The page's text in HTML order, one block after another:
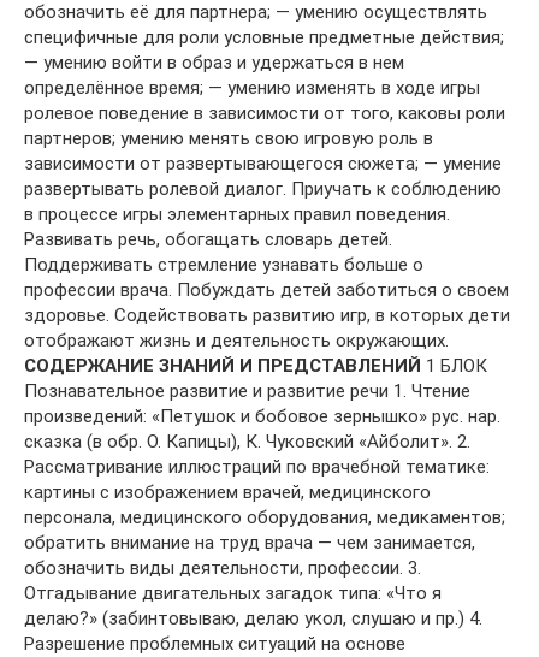
обозначить её для партнера; — умению осуществлять
специфичные для роли условные предметные действия;
— умению войти в образ и удержаться в нем
определённое время; — умению изменять в ходе игры
ролевое поведение в зависимости от того, каковы роли
партнеров; умению менять свою игровую роль в
зависимости от развертывающегося сюжета; — умение
развертывать ролевой диалог. Приучать к соблюдению
в процессе игры элементарных правил поведения.
Развивать речь, обогащать словарь детей.
Поддерживать стремление узнавать больше о
профессии врача. Побуждать детей заботиться о своем
здоровье. Содействовать развитию игр, в которых дети
отображают жизнь и деятельность окружающих.
СОДЕРЖАНИЕ ЗНАНИЙ И ПРЕДСТАВЛЕНИЙ 1 БЛОК
Познавательное развитие и развитие речи 1. Чтение
произведений: «Петушок и бобовое зернышко» рус. нар.
сказка (в обр. О. Капицы), К. Чуковский «Айболит». 2.
Рассматривание иллюстраций по врачебной тематике:
картины с изображением врачей, медицинского
персонала, медицинского оборудования, медикаментов;
обратить внимание на труд врача — чем занимается,
обозначить виды деятельности, профессии. 3.
Отгадывание двигательных загадок типа: «Что я
делаю?» (забинтовываю, делаю укол, слушаю и пр.) 4.
Разрешение проблемных ситуаций на основе